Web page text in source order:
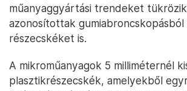
műanyaggyártási trendeket
azonosítottak gumiabroncskopásból
részecskéket is.
A mikroműanyagok 5 milliméternél
plasztikrészecskék, amelyekből